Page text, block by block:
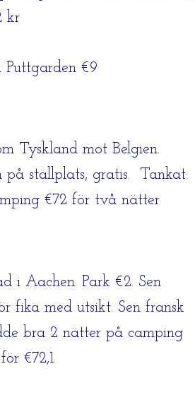
kr
Puttgarden €9
Tyskland mot Belgien.
på ställplats, gratis. Tankat:
€72 för två nätter
i Aachen. Park €2. Sen
fika med utsikt. Sen fransk
bra 2 nätter på camping
€72,1.